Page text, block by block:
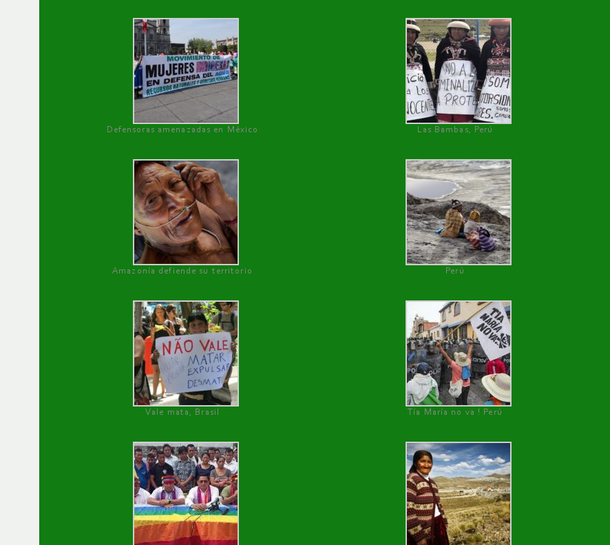
Defensoras amenazadas en México Las Bambas, Perú
Amazonía defiende su territorio Perú
Vale mata, Brasil Tía María no va ! Perú